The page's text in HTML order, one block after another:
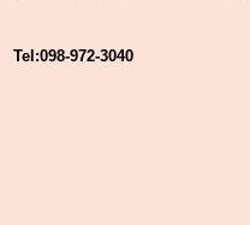
Tel:098-972-3040